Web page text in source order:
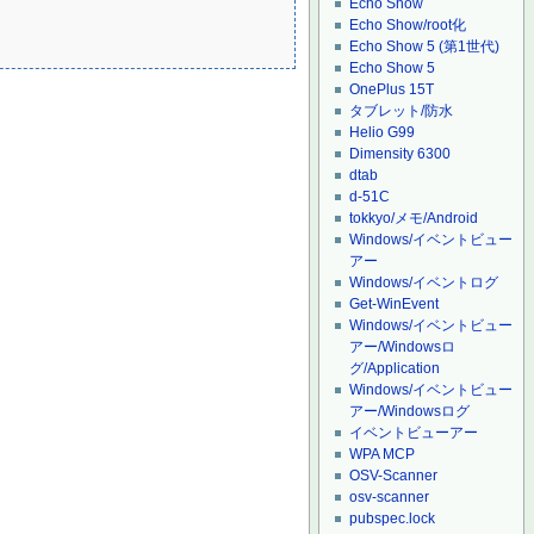
Echo Show
Echo Show/root化
Echo Show 5 (第1世代)
Echo Show 5
OnePlus 15T
タブレット/防水
Helio G99
Dimensity 6300
dtab
d-51C
tokkyo/メモ/Android
Windows/イベントビュー
アー
Windows/イベントログ
Get-WinEvent
Windows/イベントビュー
アー/Windowsロ
グ/Application
Windows/イベントビュー
アー/Windowsログ
イベントビューアー
WPA MCP
OSV-Scanner
osv-scanner
pubspec.lock